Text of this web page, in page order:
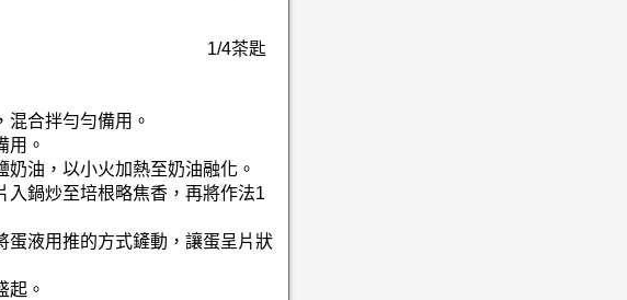
1/4茶匙
混合拌勻勻備用。
用。
奶油，以小火加熱至奶油融化。
入鍋炒至培根略焦香，再將作法1
蛋液用推的方式鏟動，讓蛋呈片狀
起。